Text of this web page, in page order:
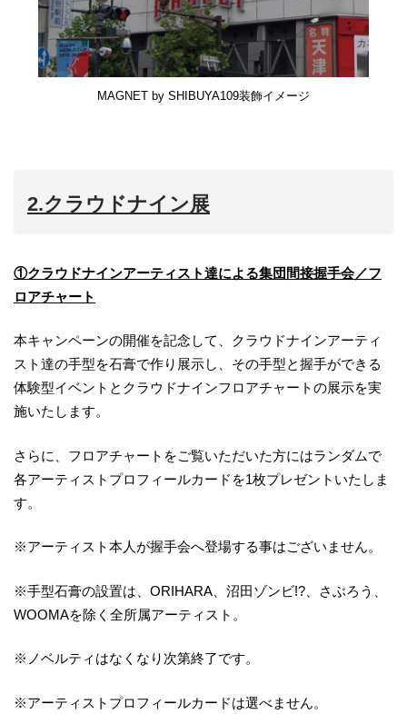
MAGNET by SHIBUYA109装飾イメージ
2.クラウドナイン展
①クラウドナインアーティスト達による集団間接握手会／フ
ロアチャート
本キャンペーンの開催を記念して、クラウドナインアーティ
スト達の手型を石膏で作り展示し、その手型と握手ができる
体験型イベントとクラウドナインフロアチャートの展示を実
施いたします。
さらに、フロアチャートをご覧いただいた方にはランダムで
各アーティストプロフィールカードを1枚プレゼントいたしま
す。
※アーティスト本人が握手会へ登場する事はございません。
※手型石膏の設置は、ORIHARA、沼田ゾンビ!?、さぶろう、
WOOMAを除く全所属アーティスト。
※ノベルティはなくなり次第終了です。
※アーティストプロフィールカードは選べません。